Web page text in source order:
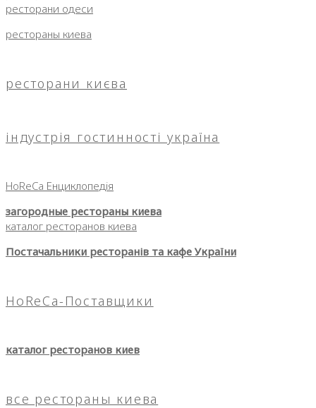
ресторани одеси
рестораны киева
ресторани києва
індустрія гостинності україна
HoReCa Енциклопедія
загородные рестораны киева
каталог ресторанов киева
Постачальники ресторанів та кафе України
HoReCa-Поставщики
каталог ресторанов киев
все рестораны киева